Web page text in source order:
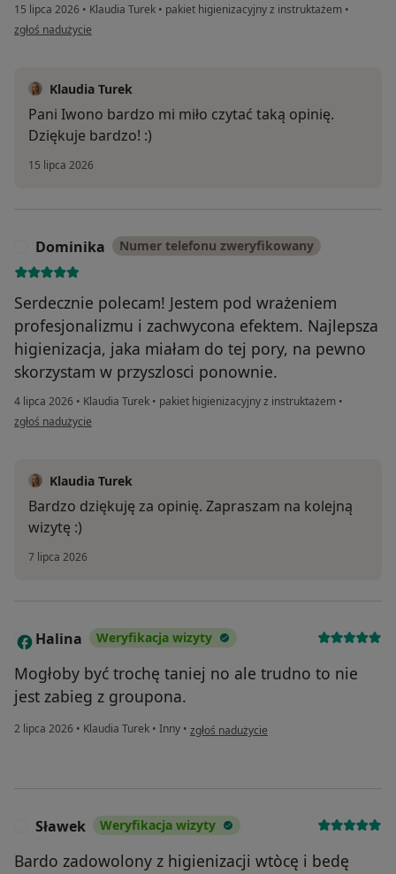
15 lipca 2026 • Klaudia Turek • pakiet higienizacyjny z instruktażem •
w opinii użytkownika Iwona B.
zgłoś nadużycie
Klaudia Turek
Pani Iwono bardzo mi miło czytać taką opinię.
Dziękuje bardzo! :)
15 lipca 2026
Dominika Numer telefonu zweryfikowany
Serdecznie polecam! Jestem pod wrażeniem
profesjonalizmu i zachwycona efektem. Najlepsza
higienizacja, jaka miałam do tej pory, na pewno
skorzystam w przyszlosci ponownie.
4 lipca 2026 • Klaudia Turek • pakiet higienizacyjny z instruktażem •
w opinii użytkownika Dominika
zgłoś nadużycie
Klaudia Turek
Bardzo dziękuję za opinię. Zapraszam na kolejną
wizytę :)
7 lipca 2026
H Halina Weryfikacja wizyty
Mogłoby być trochę taniej no ale trudno to nie
jest zabieg z groupona.
2 lipca 2026 • Klaudia Turek • Inny • w opinii użytkownika Halina
zgłoś nadużycie
Sławek Weryfikacja wizyty
Bardo zadowolony z higienizacji wtòcę i bedę